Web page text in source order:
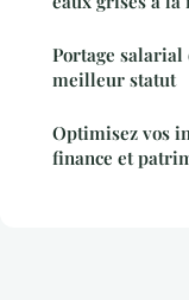
Portage
meilleur statut
Optimisez vos
finance et